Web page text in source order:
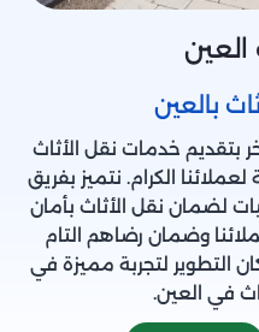
العين
بالعين
بتقديم خدمات نقل الأثاث
الكرام. نتميز بفريق
لضمان نقل الأثاث بأمان
وضمان رضاهم التام
التطوير لتجربة مميزة في
في العين.